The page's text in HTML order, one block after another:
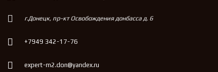
г.Донецк, пр-кт Освобождения донбасса д. 6
+7949 342-17-76
expert-m2.don@yandex.ru